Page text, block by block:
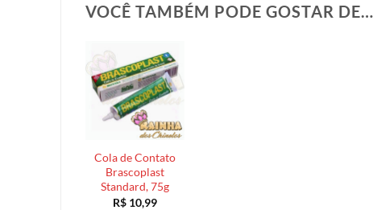
VOCÊ TAMBÉM PODE GOSTAR DE…
Cola de Contato
Brascoplast
Standard, 75g
R$ 10,99